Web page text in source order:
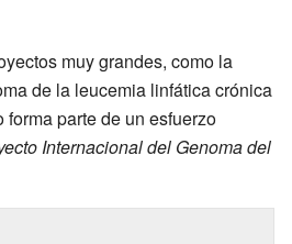
muy grandes, como la
de la leucemia linfática crónica
parte de un esfuerzo
Internacional del Genoma del